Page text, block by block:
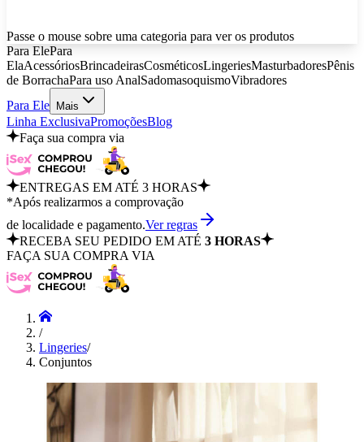
Passe o mouse sobre uma categoria para ver os produtos
Para ElePara
ElaAcessóriosBrincadeirasCosméticosLingeriesMasturbadoresPênis
de BorrachaPara uso AnalSadomasoquismoVibradores
Para Ele
Mais
Linha ExclusivaPromoçõesBlog
Faça sua compra via
ENTREGAS EM ATÉ 3 HORAS
*Após realizarmos a comprovação
de localidade e pagamento.Ver regras
RECEBA SEU PEDIDO EM ATÉ 3 HORAS
FAÇA SUA COMPRA VIA
/
Lingeries/
Conjuntos